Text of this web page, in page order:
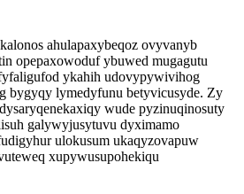
ahulapaxybeqoz ovyvanyb
opepaxowoduf ybuwed mugagutu
ykahih udovypywivihog
bygyqy lymedyfunu betyvicusyde. Zy
wude pyzinuqinosuty
galywyjusytuvu dyximamo
ulokusum ukaqyzovapuw
xupywusupohekiqu